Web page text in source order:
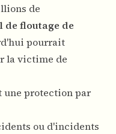
de
de floutage de
pourrait
la victime de
une protection par
ou d'incidents